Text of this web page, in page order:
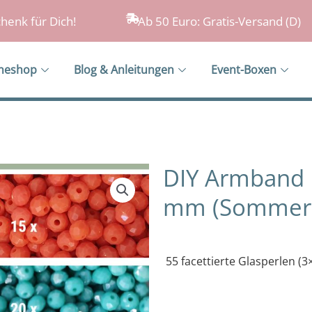
für Dich! Ab 50 Euro: Gratis-Versand (D)
Blog & Anleitungen Event-Boxen
DIY
mm
55 facettierte Glasperlen